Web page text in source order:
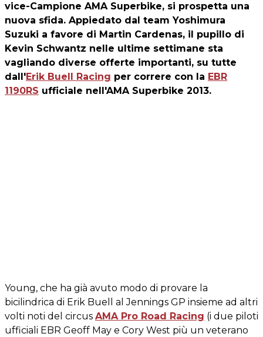
vice-Campione AMA Superbike, si prospetta una
nuova sfida. Appiedato dal team Yoshimura
Suzuki a favore di Martin Cardenas, il pupillo di
Kevin Schwantz nelle ultime settimane sta
vagliando diverse offerte importanti, su tutte
dall'Erik Buell Racing per correre con la EBR
1190RS ufficiale nell'AMA Superbike 2013.
Young, che ha già avuto modo di provare la
bicilindrica di Erik Buell al Jennings GP insieme ad altri
volti noti del circus AMA Pro Road Racing (i due piloti
ufficiali EBR Geoff May e Cory West più un veterano